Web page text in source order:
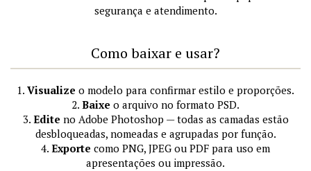
segurança e atendimento.
Como baixar e usar?
1. Visualize o modelo para confirmar estilo e proporções.
2. Baixe o arquivo no formato PSD.
3. Edite no Adobe Photoshop — todas as camadas estão
desbloqueadas, nomeadas e agrupadas por função.
4. Exporte como PNG, JPEG ou PDF para uso em
apresentações ou impressão.